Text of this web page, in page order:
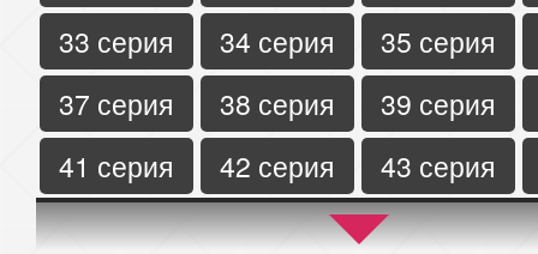
33 серия
34 серия
35 серия
37 серия
38 серия
39 серия
41 серия
42 серия
43 серия
45 серия
46 серия